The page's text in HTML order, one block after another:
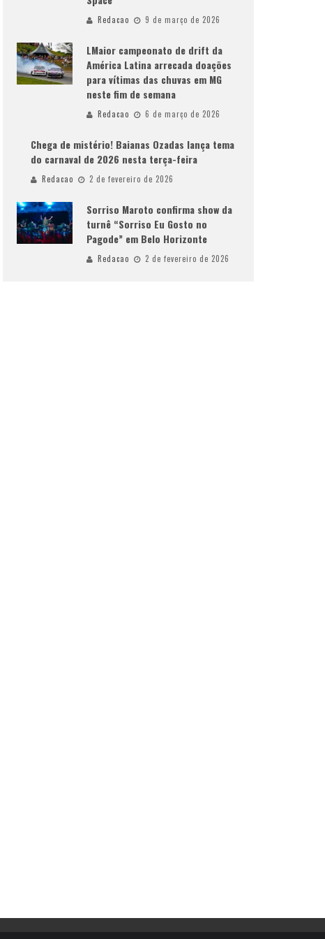
Redacao 9 de março de 2026
LMaior campeonato de drift da
América Latina arrecada doações
para vítimas das chuvas em MG
neste fim de semana
Redacao 6 de março de 2026
Chega de mistério! Baianas Ozadas lança tema
do carnaval de 2026 nesta terça-feira
Redacao 2 de fevereiro de 2026
Sorriso Maroto confirma show da
turnê “Sorriso Eu Gosto no
Pagode” em Belo Horizonte
Redacao 2 de fevereiro de 2026